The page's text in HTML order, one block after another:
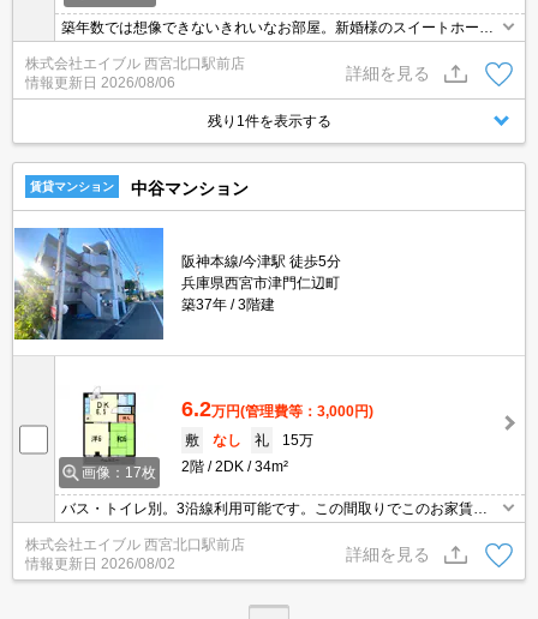
築年数では想像できないきれいなお部屋。新婚様のスイートホーム
に。オール洋間の物件です!!。人気のカウンターキッチン。インター
ネット無料。宅配ボックスあり。床暖房付きでポッカポカ。
株式会社エイブル 西宮北口駅前店
情報更新日 2026/08/06
詳細を見る
残り1件を表示する
賃貸マンション 中谷マンション
阪神本線/今津駅 徒歩5分
兵庫県西宮市津門仁辺町
築37年
3階建
画像：17枚
6.2万円(管理費等：3,000円)
敷
なし 礼
15万
2階
2DK 34m²
バス・トイレ別。3沿線利用可能です。この間取りでこのお家賃っ
てうれしいですね。ワンル-ム並みの家賃ですよ。買い物便利な立地
ですよ～!!。ぜひお問い合わせください!。
株式会社エイブル 西宮北口駅前店
情報更新日 2026/08/02
詳細を見る